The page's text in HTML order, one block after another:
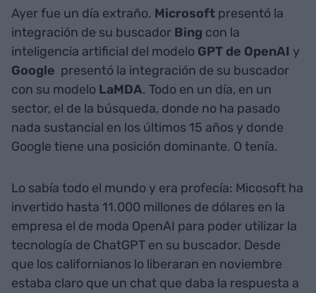
Ayer fue un día extraño. Microsoft presentó la
integración de su buscador Bing con la
inteligencia artificial del modelo GPT de OpenAI y
Google presentó la integración de su buscador
con su modelo LaMDA. Todo en un día, en un
sector, el de la búsqueda, donde no ha pasado
nada sustancial en los últimos 15 años y donde
Google tiene una posición dominante. O tenía.
Lo sabía todo el mundo y era profecía: Micosoft ha
invertido hasta 11.000 millones de dólares en la
empresa el de moda OpenAI para poder utilizar la
tecnología de ChatGPT en su buscador. Desde
que los californianos lo liberaran en noviembre
estaba claro que un chat que daba la respuesta a